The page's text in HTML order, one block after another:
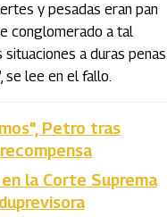
y pesadas eran pan
conglomerado a tal
a duras penas
se lee en el fallo.
Petro tras
la Corte Suprema